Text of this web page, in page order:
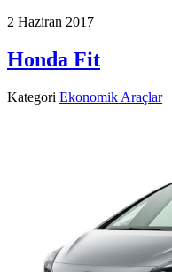
2 Haziran 2017
Honda Fit
Kategori Ekonomik Araçlar